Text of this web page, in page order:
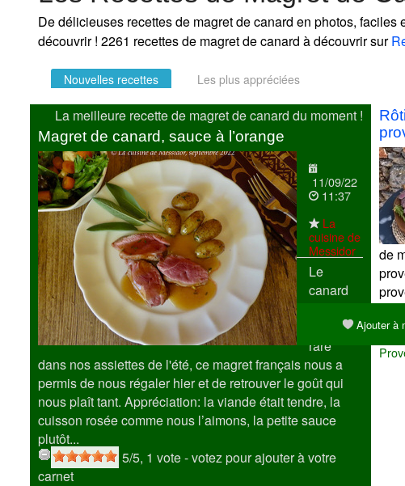
De délicieuses recettes de magret de canard en photos,
découvrir ! 2261 recettes de magret de canard à découvrir sur
Nouvelles recettes Les plus appréciées
La meilleure recette de magret de canard du moment !
Magret de canard, sauce à l’orange
Ajouter à
11/09/22
11:37
La
cuisine de
Messidor
Le
canard
devenu
rare
dans nos assiettes de l'été, ce magret français nous a
permis de nous régaler hier et de retrouver le goût qui
nous plaît tant. Appréciation: la viande était tendre, la
cuisson rosée comme nous l’aimons, la petite sauce
plutôt...
5/5, 1 vote- votez pour ajouter à votre
carnet
de
Roti